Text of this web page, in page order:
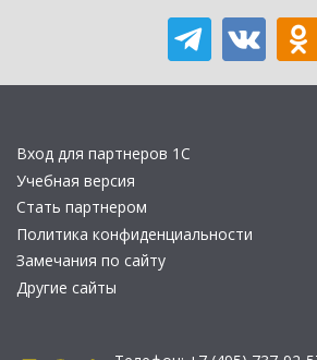
Вход для партнеров 1С
Учебная версия
Стать партнером
Политика конфиденциальности
Замечания по сайту
Другие сайты